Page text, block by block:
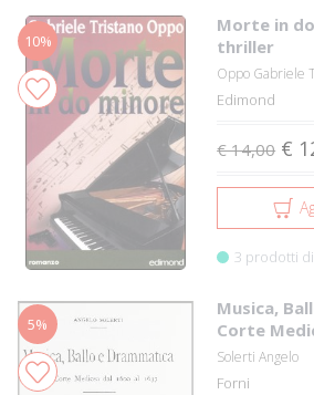
10%
Morte in
thriller
Oppo Gabriele
Edimond
€ 14,00 €
3 prodotti
5%
Musica,
Corte
Solerti Angelo
Forni